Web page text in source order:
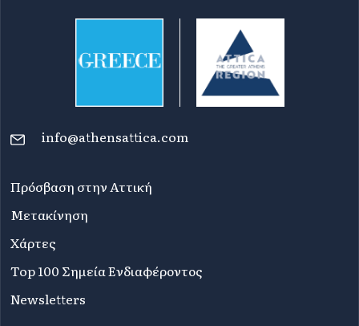
info@athensattica.com
Πρόσβαση στην Αττική
Μετακίνηση
Χάρτες
Top 100 Σημεία Ενδιαφέροντος
Newsletters